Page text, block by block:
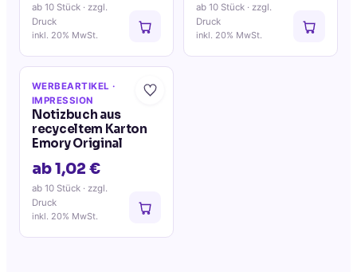
ab 10 Stück · zzgl.
Druck
inkl. 20% MwSt.
ab 10 Stück · zzgl.
Druck
inkl. 20% MwSt.
WERBEARTIKEL ·
IMPRESSION
Notizbuch aus
recyceltem Karton
Emory Original
ab 1,02 €
ab 10 Stück · zzgl.
Druck
inkl. 20% MwSt.